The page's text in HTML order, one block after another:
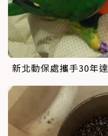
新北動保處攜手30年